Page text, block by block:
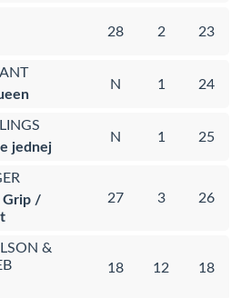
28 2 23
N 1 24
jednej
N 1 25
Grip /
27 3 26
&
18 12 18